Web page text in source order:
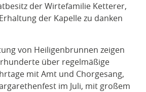
der Wirtefamilie Ketterer,
der Kapelle zu danken
von Heiligenbrunnen zeigen
über regelmäßige
mit Amt und Chorgesang,
im Juli, mit großem